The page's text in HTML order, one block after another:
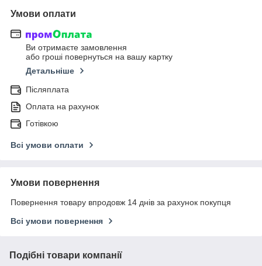
Умови оплати
Ви отримаєте замовлення
або гроші повернуться на вашу картку
Детальніше
Післяплата
Оплата на рахунок
Готівкою
Всі умови оплати
Умови повернення
Повернення товару впродовж 14 днів за рахунок покупця
Всі умови повернення
Подібні товари компанії